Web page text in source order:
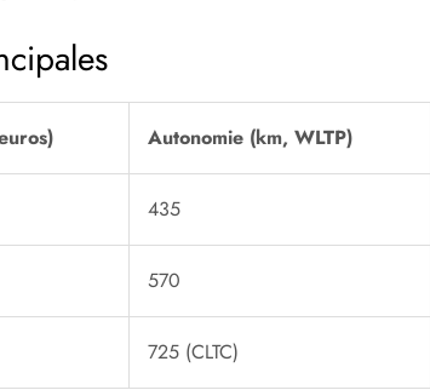
Autonomie (km, WLTP)
435
570
725 (CLTC)